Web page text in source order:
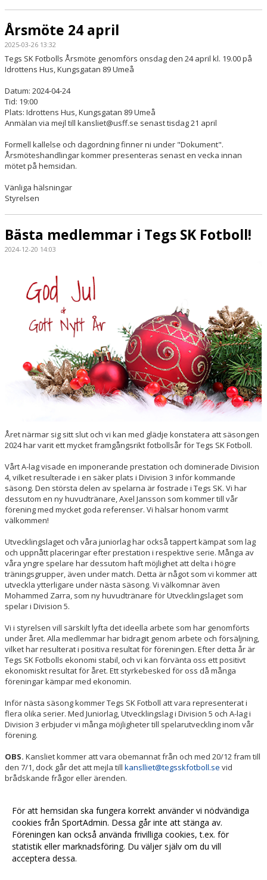
Årsmöte 24 april
2025-03-26 13:32
Tegs SK Fotbolls Årsmöte genomförs onsdag den 24 april kl. 19.00 på
Idrottens Hus, Kungsgatan 89 Umeå
Datum: 2024-04-24
Tid: 19:00
Plats: Idrottens Hus, Kungsgatan 89 Umeå
Anmälan via mejl till kansliet@usff.se senast tisdag 21 april
Formell kallelse och dagordning finner ni under "Dokument".
Årsmöteshandlingar kommer presenteras senast en vecka innan
mötet på hemsidan.
Vänliga hälsningar
Styrelsen
Bästa medlemmar i Tegs SK Fotboll!
2024-12-20 14:03
Året närmar sig sitt slut och vi kan med glädje konstatera att säsongen
2024 har varit ett mycket framgångsrikt fotbollsår för Tegs SK Fotboll.
Vårt A-lag visade en imponerande prestation och dominerade Division
4, vilket resulterade i en säker plats i Division 3 inför kommande
säsong. Den största delen av spelarna är fostrade i Tegs SK. Vi har
dessutom en ny huvudtränare, Axel Jansson som kommer till vår
förening med mycket goda referenser. Vi hälsar honom varmt
välkommen!
Utvecklingslaget och våra juniorlag har också tappert kämpat som lag
och uppnått placeringar efter prestation i respektive serie. Många av
våra yngre spelare har dessutom haft möjlighet att delta i högre
träningsgrupper, även under match. Detta är något som vi kommer att
utveckla ytterligare under nästa säsong. Vi välkomnar även
Mohammed Zarra, som ny huvudtränare för Utvecklingslaget som
spelar i Division 5.
Vi i styrelsen vill särskilt lyfta det ideella arbete som har genomförts
under året. Alla medlemmar har bidragit genom arbete och försäljning,
vilket har resulterat i positiva resultat för föreningen. Efter detta år är
Tegs SK Fotbolls ekonomi stabil, och vi kan förvänta oss ett positivt
ekonomiskt resultat för året. Ett styrkebesked för oss då många
föreningar kämpar med ekonomin.
Inför nästa säsong kommer Tegs SK Fotboll att vara representerat i
flera olika serier. Med Juniorlag, Utvecklingslag i Division 5 och A-lag i
Division 3 erbjuder vi många möjligheter till spelarutveckling inom vår
förening.
OBS. Kansliet kommer att vara obemannat från och med 20/12 fram till
den 7/1, dock går det att mejla till kanslliet@tegsskfotboll.se vid
brådskande frågor eller ärenden.
Styrelsen
Fler nyheter >>
För att hemsidan ska fungera korrekt använder vi nödvändiga
cookies från SportAdmin. Dessa går inte att stänga av.
Föreningen kan också använda frivilliga cookies, t.ex. för
statistik eller marknadsföring. Du väljer själv om du vill
acceptera dessa.